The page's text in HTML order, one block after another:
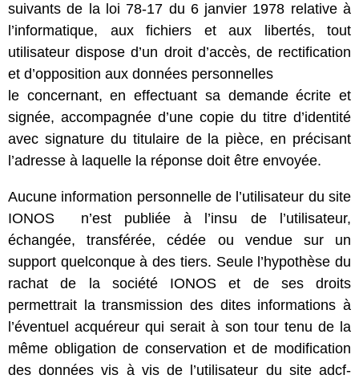
suivants de la loi 78-17 du 6 janvier 1978 relative à
l’informatique, aux fichiers et aux libertés, tout
utilisateur dispose d’un droit d’accès, de rectification
et d’opposition aux données personnelles
le concernant, en effectuant sa demande écrite et
signée, accompagnée d’une copie du titre d’identité
avec signature du titulaire de la pièce, en précisant
l’adresse à laquelle la réponse doit être envoyée.
Aucune information personnelle de l’utilisateur du site
IONOS n’est publiée à l’insu de l’utilisateur,
échangée, transférée, cédée ou vendue sur un
support quelconque à des tiers. Seule l’hypothèse du
rachat de la société IONOS et de ses droits
permettrait la transmission des dites informations à
l’éventuel acquéreur qui serait à son tour tenu de la
même obligation de conservation et de modification
des données vis à vis de l’utilisateur du site adcf-